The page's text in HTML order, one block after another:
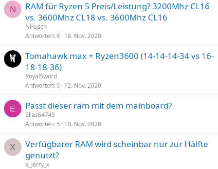
N
RAM für Ryzen 5 Preis/Leistung? 3200Mhz CL16
vs. 3600Mhz CL18 vs. 3600Mhz CL16
Nikusch
Antworten 8 18. Nov. 2020
Tomahawk max + Ryzen3600 (14-14-14-34 vs 16-
18-18-36)
RoyalSword
Antworten 9 12. Nov. 2020
E Passt dieser ram mit dem mainboard?
Elias64745
Antworten 5 10. Nov. 2020
X
Verfügbarer RAM wird scheinbar nur zur Hälfte
genutzt?
x_Jerry_x